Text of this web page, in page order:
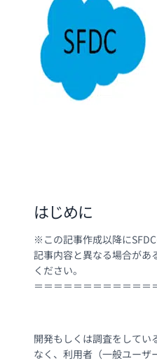
はじめに
※この記事作成以降に
記事内容と異なる場合があ
ください。
＝＝＝＝＝＝＝＝＝＝＝＝
開発もしくは調査をしてい
なく、利用者（一般ユーザ